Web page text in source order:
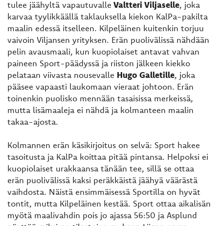
tulee jäähyltä vapautuvalle Valtteri Viljaselle, joka
karvaa tyylikkäällä taklauksella kiekon KalPa-pakilta
maalin edessä itselleen. Kilpeläinen kuitenkin torjuu
vaivoin Viljansen yrityksen. Erän puolivälissä nähdään
pelin avausmaali, kun kuopiolaiset antavat vahvan
paineen Sport-päädyssä ja riiston jälkeen kiekko
pelataan viivasta nousevalle Hugo Galletille, joka
pääsee vapaasti laukomaan vieraat johtoon. Erän
toinenkin puolisko mennään tasaisissa merkeissä,
mutta lisämaaleja ei nähdä ja kolmanteen maalin
takaa-ajosta.
Kolmannen erän käsikirjoitus on selvä: Sport hakee
tasoitusta ja KalPa koittaa pitää pintansa. Helpoksi ei
kuopiolaiset urakkaansa tänään tee, sillä se ottaa
erän puolivälissä kaksi peräkkäistä jäähyä väärästä
vaihdosta. Näistä ensimmäisessä Sportilla on hyvät
tontit, mutta Kilpeläinen kestää. Sport ottaa aikalisän
myötä maalivahdin pois jo ajassa 56:50 ja Asplund